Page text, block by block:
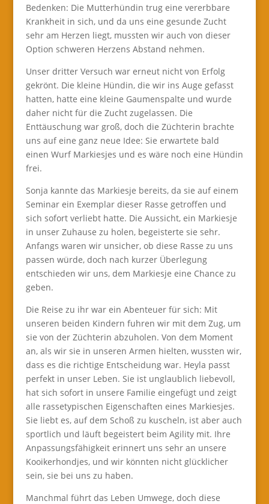
Bedenken: Die Mutterhündin trug eine vererbbare
Krankheit in sich, und da uns eine gesunde Zucht
sehr am Herzen liegt, mussten wir auch von dieser
Option schweren Herzens Abstand nehmen.
Unser dritter Versuch war erneut nicht von Erfolg
gekrönt. Die kleine Hündin, die wir ins Auge gefasst
hatten, hatte eine kleine Gaumenspalte und wurde
daher nicht für die Zucht zugelassen. Die
Enttäuschung war groß, doch die Züchterin brachte
uns auf eine ganz neue Idee: Sie erwartete bald
einen Wurf Markiesjes und es wäre noch eine Hündin
frei.
Sonja kannte das Markiesje bereits, da sie auf einem
Seminar ein Exemplar dieser Rasse getroffen und
sich sofort verliebt hatte. Die Aussicht, ein Markiesje
in unser Zuhause zu holen, begeisterte sie sehr.
Anfangs waren wir unsicher, ob diese Rasse zu uns
passen würde, doch nach kurzer Überlegung
entschieden wir uns, dem Markiesje eine Chance zu
geben.
Die Reise zu ihr war ein Abenteuer für sich: Mit
unseren beiden Kindern fuhren wir mit dem Zug, um
sie von der Züchterin abzuholen. Von dem Moment
an, als wir sie in unseren Armen hielten, wussten wir,
dass es die richtige Entscheidung war. Heyla passt
perfekt in unser Leben. Sie ist unglaublich liebevoll,
hat sich sofort in unsere Familie eingefügt und zeigt
alle rassetypischen Eigenschaften eines Markiesjes.
Sie liebt es, auf dem Schoß zu kuscheln, ist aber auch
sportlich und läuft begeistert beim Agility mit. Ihre
Anpassungsfähigkeit erinnert uns sehr an unsere
Kooikerhondjes, und wir könnten nicht glücklicher
sein, sie bei uns zu haben.
Manchmal führt das Leben Umwege, doch diese